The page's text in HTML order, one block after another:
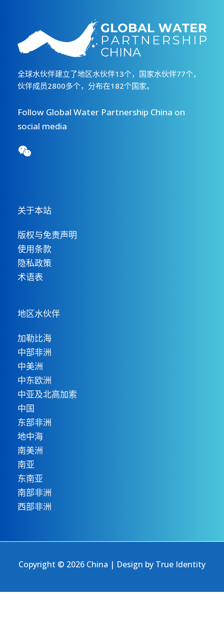
全球水伙伴建立了地区水伙伴13个，国家水伙伴77个，
伙伴成员2800多个，分布在182个国家。
Follow Global Water Partnership China on
social media
关于本站
版权与免责声明
使用条款
隐私政策
术语表
地区水伙伴
加勒比海
中部非洲
中美洲
中东欧洲
中亚及北高加索
中国
东部非洲
地中海
南美洲
南亚
东南亚
南部非洲
西部非洲
Copyright © 2026 China | Design by True Identity